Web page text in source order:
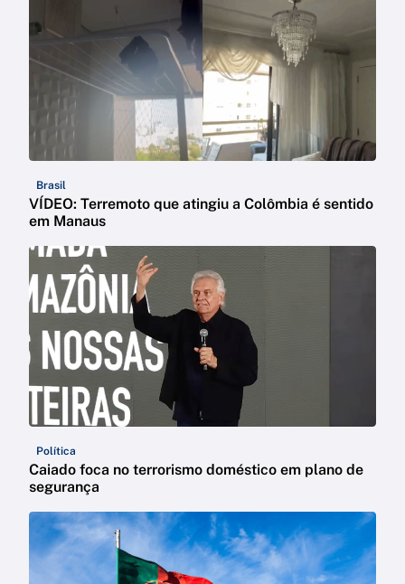
Brasil
VÍDEO: Terremoto que atingiu a Colômbia é sentido
em Manaus
Política
Caiado foca no terrorismo doméstico em plano de
segurança